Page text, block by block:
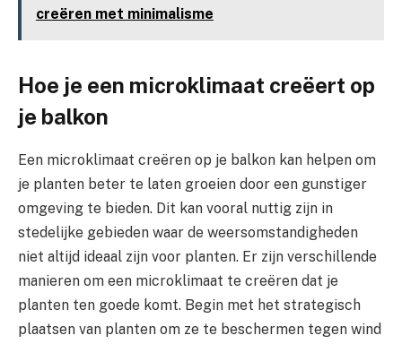
creëren met minimalisme
Hoe je een microklimaat creëert op
je balkon
Een microklimaat creëren op je balkon kan helpen om
je planten beter te laten groeien door een gunstiger
omgeving te bieden. Dit kan vooral nuttig zijn in
stedelijke gebieden waar de weersomstandigheden
niet altijd ideaal zijn voor planten. Er zijn verschillende
manieren om een microklimaat te creëren dat je
planten ten goede komt. Begin met het strategisch
plaatsen van planten om ze te beschermen tegen wind